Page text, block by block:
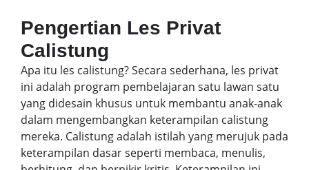
Pengertian Les Privat
Calistung
Apa itu les calistung? Secara sederhana, les privat
ini adalah program pembelajaran satu lawan satu
yang didesain khusus untuk membantu anak-anak
dalam mengembangkan keterampilan calistung
mereka. Calistung adalah istilah yang merujuk pada
keterampilan dasar seperti membaca, menulis,